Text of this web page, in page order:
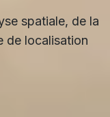
spatiale, de la
de localisation